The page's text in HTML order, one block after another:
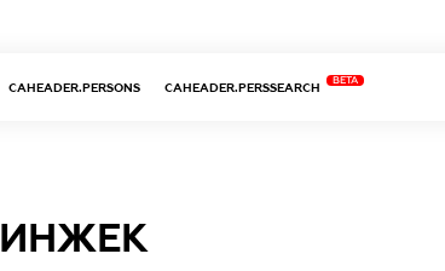
CAHEADER.PERSONS CAHEADER.PERSSEARCH
BETA
ИНЖЕК